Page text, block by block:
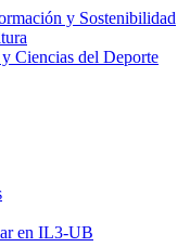
y Sostenibilidad
Ciencias del Deporte
en IL3-UB